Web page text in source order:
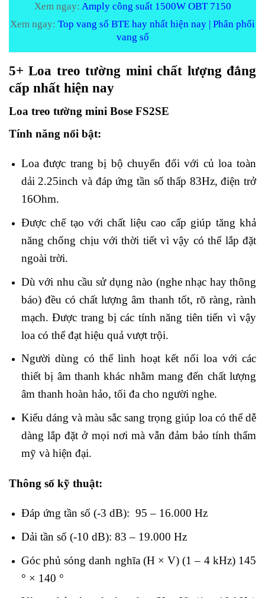
Xem ngay: Amply công suất 1500W OBT 7150
Xem ngay: Top vang số BTE hay nhất hiện nay | Phân phối
vang số
5+ Loa treo tường mini chất lượng đẳng
cấp nhất hiện nay
Loa treo tường mini Bose FS2SE
Tính năng nổi bật:
Loa được trang bị bộ chuyển đổi với củ loa toàn
dải 2.25inch và đáp ứng tần số thấp 83Hz, điện trở
16Ohm.
Được chế tạo với chất liệu cao cấp giúp tăng khả
năng chống chịu với thời tiết vì vậy có thể lắp đặt
ngoài trời.
Dù với nhu cầu sử dụng nào (nghe nhạc hay thông
báo) đều có chất lượng âm thanh tốt, rõ ràng, rành
mạch. Được trang bị các tính năng tiên tiến vì vậy
loa có thể đạt hiệu quả vượt trội.
Người dùng có thể linh hoạt kết nối loa với các
thiết bị âm thanh khác nhằm mang đến chất lượng
âm thanh hoàn hảo, tối đa cho người nghe.
Kiểu dáng và màu sắc sang trọng giúp loa có thể dễ
dàng lắp đặt ở mọi nơi mà vẫn đảm bảo tính thẩm
mỹ và hiện đại.
Thông số kỹ thuật:
Đáp ứng tần số (-3 dB): 95 – 16.000 Hz
Dải tần số (-10 dB): 83 – 19.000 Hz
Góc phủ sóng danh nghĩa (H × V) (1 – 4 kHz) 145
° × 140 °